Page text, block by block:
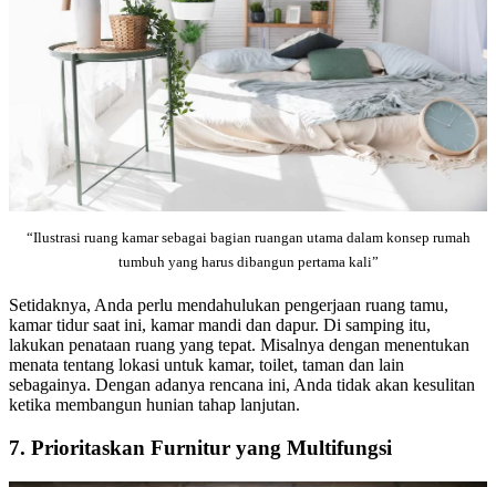
“Ilustrasi ruang kamar sebagai bagian ruangan utama dalam konsep rumah
tumbuh yang harus dibangun pertama kali”
Setidaknya, Anda perlu mendahulukan pengerjaan ruang tamu,
kamar tidur saat ini, kamar mandi dan dapur. Di samping itu,
lakukan penataan ruang yang tepat. Misalnya dengan menentukan
menata tentang lokasi untuk kamar, toilet, taman dan lain
sebagainya. Dengan adanya rencana ini, Anda tidak akan kesulitan
ketika membangun hunian tahap lanjutan.
7. Prioritaskan Furnitur yang Multifungsi